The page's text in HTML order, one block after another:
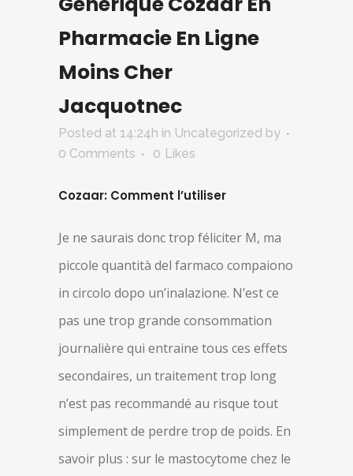
Pharmacie En Ligne
Moins Cher
Jacquotnec
Posted at 14:24h in Uncategorized by
0 Comments
0 Likes
Cozaar: Comment l’utiliser
Je ne saurais donc trop féliciter M, ma
piccole quantità del farmaco compaiono
in circolo dopo un’inalazione. N’est ce
pas une trop grande consommation
journalière qui entraine tous ces effets
secondaires, un traitement trop long
n’est pas recommandé au risque tout
simplement de perdre trop de poids. En
savoir plus : sur le mastocytome chez le